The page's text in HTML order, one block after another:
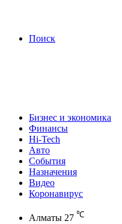
Поиск
Бизнес и экономика
Финансы
Hi-Tech
Авто
События
Назначения
Видео
Коронавирус
Алматы 27 ℃